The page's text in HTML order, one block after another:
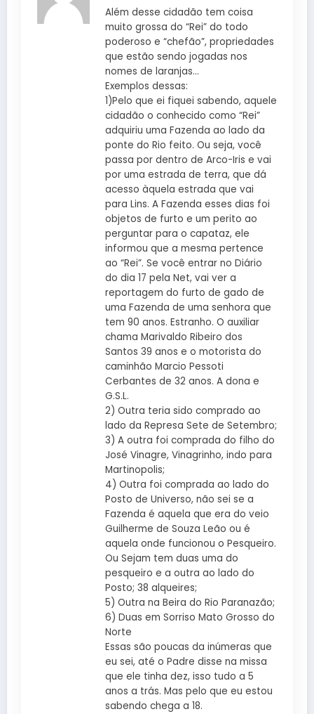
Além desse cidadão tem coisa
muito grossa do “Rei” do todo
poderoso e “chefão”, propriedades
que estão sendo jogadas nos
nomes de laranjas…
Exemplos dessas:
1)Pelo que ei fiquei sabendo, aquele
cidadão o conhecido como “Rei”
adquiriu uma Fazenda ao lado da
ponte do Rio feito. Ou seja, você
passa por dentro de Arco-Iris e vai
por uma estrada de terra, que dá
acesso àquela estrada que vai
para Lins. A Fazenda esses dias foi
objetos de furto e um perito ao
perguntar para o capataz, ele
informou que a mesma pertence
ao “Rei”. Se você entrar no Diário
do dia 17 pela Net, vai ver a
reportagem do furto de gado de
uma Fazenda de uma senhora que
tem 90 anos. Estranho. O auxiliar
chama Marivaldo Ribeiro dos
Santos 39 anos e o motorista do
caminhão Marcio Pessoti
Cerbantes de 32 anos. A dona e
G.S.L.
2) Outra teria sido comprado ao
lado da Represa Sete de Setembro;
3) A outra foi comprada do filho do
José Vinagre, Vinagrinho, indo para
Martinopolis;
4) Outra foi comprada ao lado do
Posto de Universo, não sei se a
Fazenda é aquela que era do veio
Guilherme de Souza Leão ou é
aquela onde funcionou o Pesqueiro.
Ou Sejam tem duas uma do
pesqueiro e a outra ao lado do
Posto; 38 alqueires;
5) Outra na Beira do Rio Paranazão;
6) Duas em Sorriso Mato Grosso do
Norte
Essas são poucas da inúmeras que
eu sei, até o Padre disse na missa
que ele tinha dez, isso tudo a 5
anos a trás. Mas pelo que eu estou
sabendo chega a 18.